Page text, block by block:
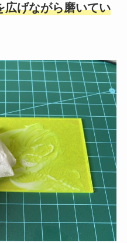
げながら磨いてい